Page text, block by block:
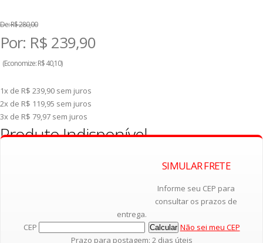
De:R$ 280,00
Por: R$ 239,90
(Economize:R$ 40,10)
1x de R$ 239,90 sem juros
2x de R$ 119,95 sem juros
3x de R$ 79,97 sem juros
Produto Indisponível
SIMULAR FRETE
Informe seu CEP para
consultar os prazos de
entrega.
CEP
Não sei meu CEP
Prazo para postagem: 2 dias úteis